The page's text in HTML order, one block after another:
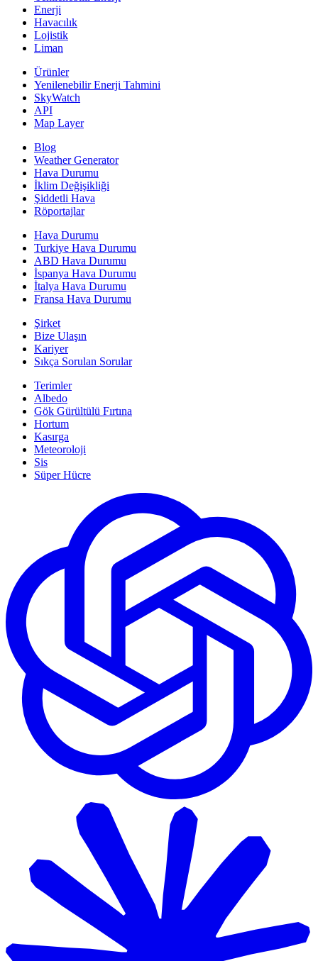
Enerji
Havacılık
Lojistik
Liman
Ürünler
Yenilenebilir Enerji Tahmini
SkyWatch
API
Map Layer
Blog
Weather Generator
Hava Durumu
İklim Değişikliği
Şiddetli Hava
Röportajlar
Hava Durumu
Turkiye Hava Durumu
ABD Hava Durumu
İspanya Hava Durumu
İtalya Hava Durumu
Fransa Hava Durumu
Şirket
Bize Ulaşın
Kariyer
Sıkça Sorulan Sorular
Terimler
Albedo
Gök Gürültülü Fırtına
Hortum
Kasırga
Meteoroloji
Sis
Süper Hücre